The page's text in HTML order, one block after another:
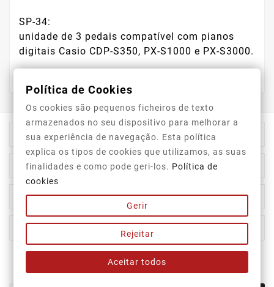
SP-34:
unidade de 3 pedais compatível com pianos
digitais Casio CDP-S350, PX-S1000 e PX-S3000.
Informação Da Loja
Top Categorias
A Nossa Empresa 
A Sua Conta 
Newsletter
Política de Cookies
Os cookies são pequenos ficheiros de texto
armazenados no seu dispositivo para melhorar a
sua experiência de navegação. Esta política
explica os tipos de cookies que utilizamos, as suas
finalidades e como pode geri-los. Política de
cookies
Gerir
Rejeitar
Aceitar todos